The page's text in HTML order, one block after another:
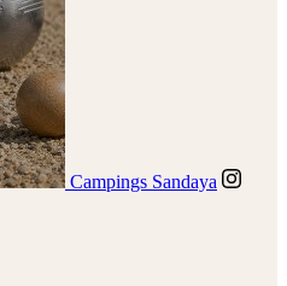
Campings Sandaya